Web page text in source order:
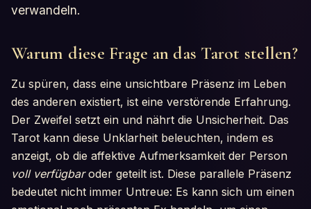
verwandeln.
Warum diese Frage an das Tarot stellen?
Zu spüren, dass eine unsichtbare Präsenz im Leben
des anderen existiert, ist eine verstörende Erfahrung.
Der Zweifel setzt ein und nährt die Unsicherheit. Das
Tarot kann diese Unklarheit beleuchten, indem es
anzeigt, ob die affektive Aufmerksamkeit der Person
voll verfügbaroder geteilt ist. Diese parallele Präsenz
bedeutet nicht immer Untreue: Es kann sich um einen